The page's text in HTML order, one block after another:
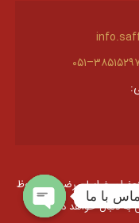
زعفران خراسان رضوی محفوظ
به دنبال خواهد داشت.
با ما